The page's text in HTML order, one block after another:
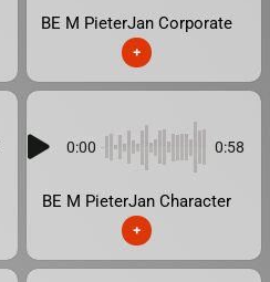
BE M PieterJan Corporate
+
0:00 0:58
BE M PieterJan Character
+